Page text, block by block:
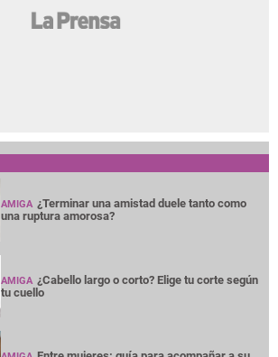
AMIGA ¿Terminar una amistad duele tanto como
una ruptura amorosa?
AMIGA ¿Cabello largo o corto? Elige tu corte según
tu cuello